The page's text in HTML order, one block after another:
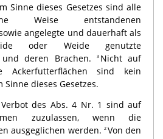
Sinne dieses Gesetzes sind alle
Weise entstandenen
angelegte und dauerhaft als
oder Weide genutzte
deren Brachen.
3 Nicht auf
Ackerfutterflächen sind kein
dieses Gesetzes.
des Abs. 4 Nr. 1 sind auf
zuzulassen, wenn die
ausgeglichen werden.2 Von den